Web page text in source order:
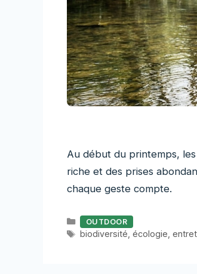
Au début du printemps,
riche et des prises
chaque geste compte.
Catégories
OUTDOOR
Étiquettes
biodiversité écologie